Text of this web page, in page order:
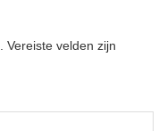
Vereiste velden zijn